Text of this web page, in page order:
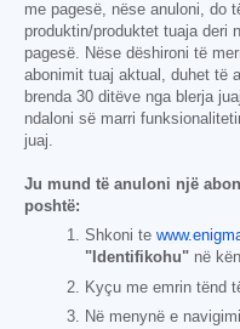
me pagesë, nëse anuloni, do
produktin/produktet tuaja deri
pagesë. Nëse dëshironi të
abonimit tuaj aktual, duhet të
brenda 30 ditëve nga blerja
ndaloni së marri
juaj.
Ju mund të anuloni një
poshtë:
Shkoni te
"Identifikohu" në
Kyçu me emrin tënd
Në menynë e